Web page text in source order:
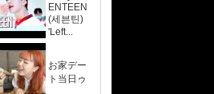
ENTEEN
(세븐틴)
'Left...
お家デー
ト当日ゥ